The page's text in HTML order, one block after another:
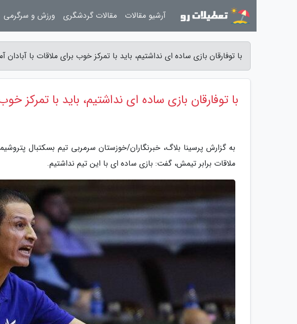
با توفارقان بازی ساده ای نداشتیم، باید با تمرکز خوب برای ملاقات با آبادان
با توفارقان بازی ساده ای نداشتیم، باید با تمرکز
به گزارش پرسینا بلاگ، خبرنگاران/خوزستان سرمربی تیم بسکتبال
ملاقات برابر تیمش، گفت: بازی ساده ای با این تیم نداشتیم.
آرشیو مقالات مقالات گردشگری ورزش و سرگرمی